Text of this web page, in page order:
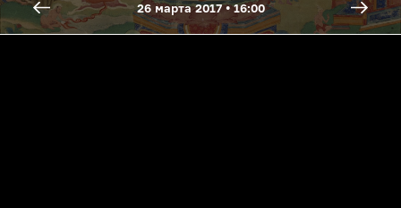
26 марта 2017 • 16:00